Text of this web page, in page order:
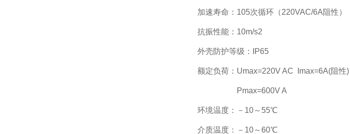
加速寿命：105次循环（220VAC/6A阻性）
抗振性能：10m/s2
外壳防护等级：IP65
额定负荷：Umax=220V AC Imax=6A(阻性)
Pmax=600V A
环境温度：－10～55℃
介质温度：－10～60℃